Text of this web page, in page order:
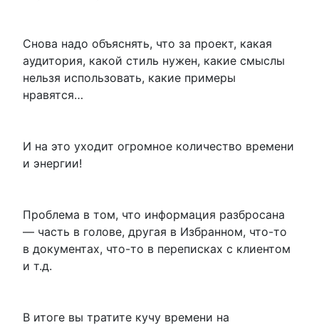
Снова надо объяснять, что за проект, какая
аудитория, какой стиль нужен, какие смыслы
нельзя использовать, какие примеры
нравятся…
И на это уходит огромное количество времени
и энергии!
Проблема в том, что информация разбросана
— часть в голове, другая в Избранном, что-то
в документах, что-то в переписках с клиентом
и т.д.
В итоге вы тратите кучу времени на